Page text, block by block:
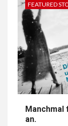
FEATURED
an.